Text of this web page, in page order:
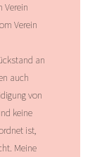
Verein
Verein
an
auch
von
keine
ist,
Meine